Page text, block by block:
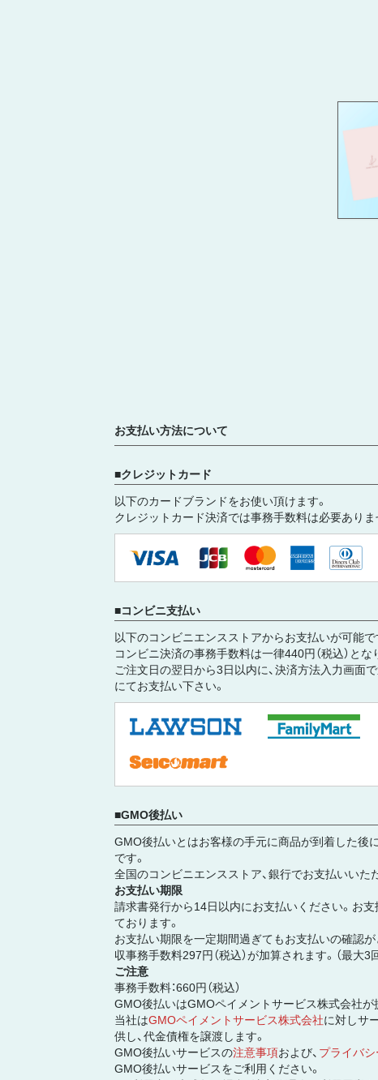
お支払い方法について
クレジットカード
以下のカードブランドをお使い頂けます。
クレジットカード決済では事務手数料は必要ありま
コンビニ支払い
以下のコンビニエンスストアからお支払いが可能で
コンビニ決済の事務手数料は一律440円（税込）とな
ご注文日の翌日から3日以内に、決済方法入力画面
にてお支払い下さい。
GMO後払い
GMO後払いとはお客様の手元に商品が到着した後
です。
全国のコンビニエンスストア、銀行でお支払いいた
お支払い期限
請求書発行から14日以内にお支払いください。お
ております。
お支払い期限を一定期間過ぎてもお支払いの確認が
収事務手数料297円（税込）が加算されます。（最大3
ご注意
事務手数料：660円（税込）
GMO後払いはGMOペイメントサービス株式会社が
当社はGMOペイメントサービス株式会社に対しサ
供し、代金債権を譲渡します。
GMO後払いサービスの注意事項および、 プライバ
GMO後払いサービスをご利用ください。